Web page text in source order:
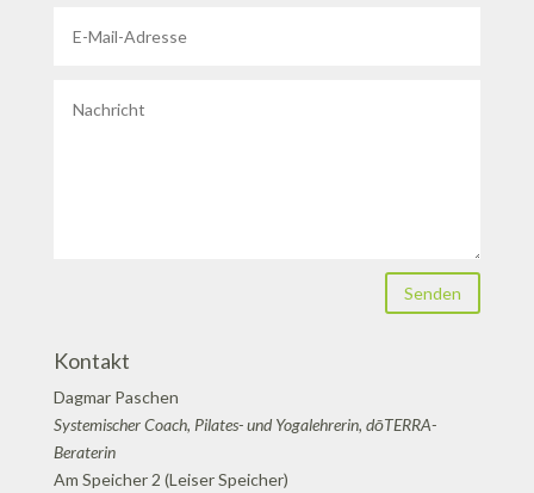
Senden
Kontakt
Dagmar Paschen
Systemischer Coach, Pilates- und Yogalehrerin, dōTERRA-
Beraterin
Am Speicher 2 (Leiser Speicher)